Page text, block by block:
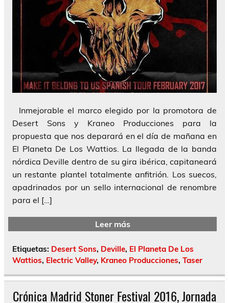
Inmejorable el marco elegido por la promotora de
Desert Sons y Kraneo Producciones para la
propuesta que nos deparará en el día de mañana en
El Planeta De Los Wattios. La llegada de la banda
nórdica Deville dentro de su gira ibérica, capitaneará
un restante plantel totalmente anfitrión. Los suecos,
apadrinados por un sello internacional de renombre
para el […]
Leer más
Etiquetas: Desert Sons, Deville, El Planeta De Los
Wattios, Electric Valley, Kraneo Producciones, Taser
Crónica Madrid Stoner Festival 2016, Jornada